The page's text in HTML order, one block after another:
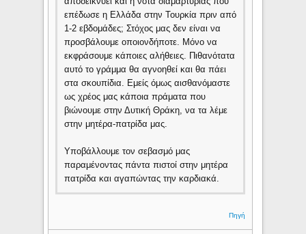
επέδωσε η Ελλάδα στην Τουρκία πριν από
1-2 εβδομάδες; Στόχος μας δεν είναι να
προσβάλουμε οποιονδήποτε. Μόνο να
εκφράσουμε κάποιες αλήθειες. Πιθανότατα
αυτό το γράμμα θα αγνοηθεί και θα πάει
στα σκουπίδια. Εμείς όμως αισθανόμαστε
ως χρέος μας κάποια πράματα που
βιώνουμε στην Δυτική Θράκη, να τα λέμε
στην μητέρα-πατρίδα μας.
Υποβάλλουμε τον σεβασμό μας
παραμένοντας πάντα πιστοί στην μητέρα
πατρίδα και αγαπώντας την καρδιακά.
Πηγή